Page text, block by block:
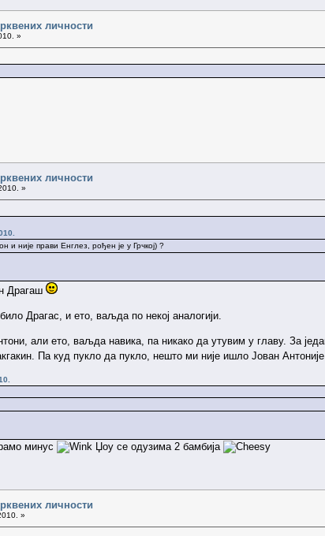
личности
»
личности
»
и није прави Енглез, рођен је у Грчкој) ?
Драгаш
Драгас, и ето, ваљда по некој аналогији.
али ето, ваљда навика, па никако да утувим у главу. За
Па куд пукло да пукло, нешто ми није ишло Јован
минус Џоу се одузима 2 бамбија
личности
»